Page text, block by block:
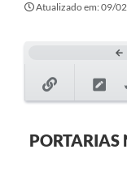
Atualizado em: 09/
PORTARIAS